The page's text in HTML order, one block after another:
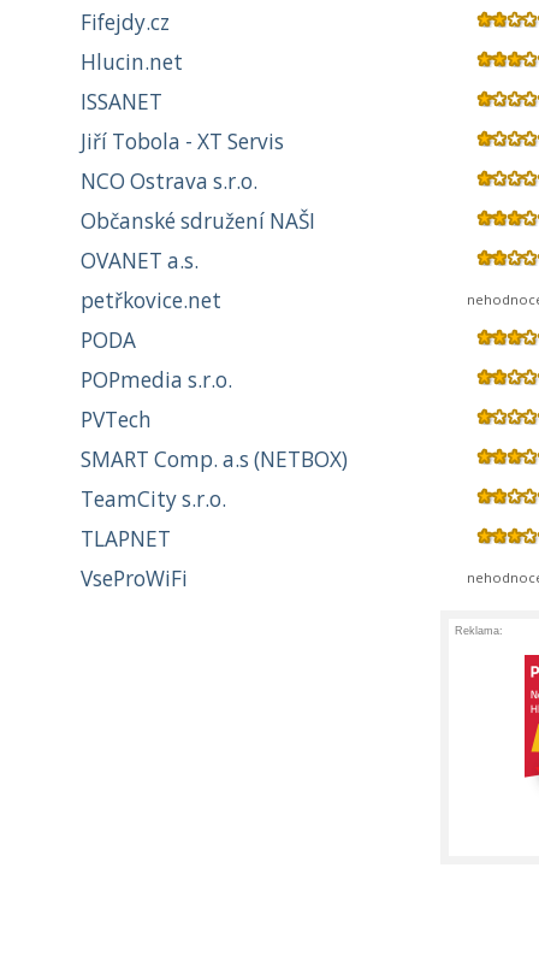
Fifejdy.cz
Hlucin.net
ISSANET
Jiří Tobola - XT Servis
NCO Ostrava s.r.o.
Občanské sdružení NAŠI
OVANET a.s.
petřkovice.net
PODA
POPmedia s.r.o.
PVTech
SMART Comp. a.s (NETBOX)
TeamCity s.r.o.
TLAPNET
VseProWiFi
Reklama: